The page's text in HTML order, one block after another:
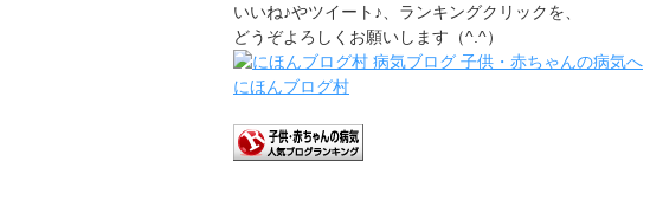
いいね♪やツイート♪、ランキングクリックを、
どうぞよろしくお願いします（^.^）
にほんブログ村